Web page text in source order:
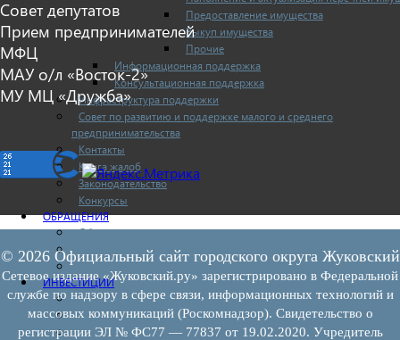
Предоставление имущества
Выкуп имущества
Прочие
Информационная поддержка
Консультационная поддержка
Инфраструктура поддержки
Совет по развитию и поддержке малого и среднего
предпринимательства
Контакты
Книга жалоб
Законодательство
Конкурсы
ОБРАЩЕНИЯ
Обращения граждан
Графики личного приема граждан
Информация
ИНВЕСТИЦИИ
Инвестиционный паспорт
Муниципально-частное партнерство
Новости инвестиций
Совет депутатов
Прием предпринимателей
МФЦ
МАУ о/л «Восток-2»
МУ МЦ «Дружба»
© 2026 Официальный сайт городского округа Жуковский
Сетевое издание «Жуковский.ру» зарегистрировано в Федеральной
службе по надзору в сфере связи, информационных технологий и
массовых коммуникаций (Роскомнадзор). Свидетельство о
регистрации ЭЛ № ФС77 — 77837 от 19.02.2020. Учредитель